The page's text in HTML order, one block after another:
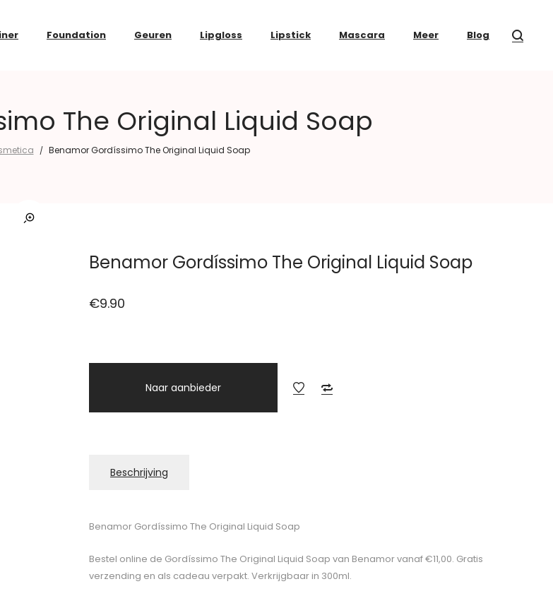
Foundation Geuren Lipgloss Lipstick Mascara Meer Blog
The Original Liquid Soap
/ Benamor Gordíssimo The Original Liquid Soap
Benamor Gordíssimo The Original Liquid Soap
€9.90
Naar aanbieder
Beschrijving
Benamor Gordíssimo The Original Liquid Soap
Bestel online de Gordíssimo The Original Liquid Soap van Benamor vanaf €11,00. Gratis
verzending en als cadeau verpakt. Verkrijgbaar in 300ml.